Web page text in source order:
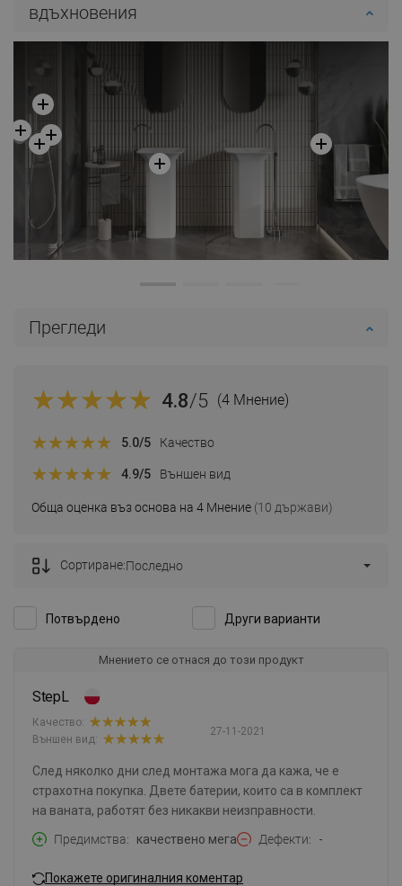
вдъхновения
Прегледи
4.8/5 (4 Мнение)
Обща оценка въз основа на 4 Мнение (10 държави)
5.0/5 Качество
4.9/5 Външен вид
Потвърдено Други варианти
Сортиране:Последно
Мнението се отнася до този продукт
StepL
27-11-2021
Качество:
Външен вид:
След няколко дни след монтажа мога да кажа, че е
страхотна покупка. Двете батерии, които са в комплект
на ваната, работят без никакви неизправности.
Предимства
качествено мега Дефекти -
Покажете оригиналния коментар